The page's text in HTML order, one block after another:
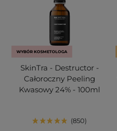
WYBÓR KOSMETOLOGA
SkinTra - Destructor -
Całoroczny Peeling
Kwasowy 24% - 100ml
850